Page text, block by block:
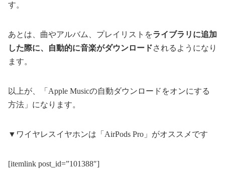
す。
あとは、曲やアルバム、プレイリストをライブラリに追加
した際に、自動的に音楽がダウンロードされるようになり
ます。
以上が、「Apple Musicの自動ダウンロードをオンにする
方法」になります。
▼ワイヤレスイヤホンは「AirPods Pro」がオススメです
[itemlink post_id=”101388″]